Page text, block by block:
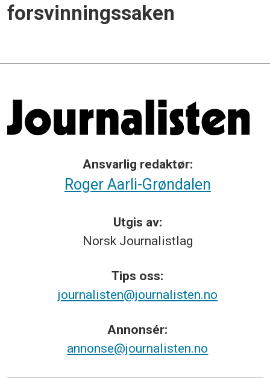
forsvinningssaken
Ansvarlig redaktør:
Roger Aarli-Grøndalen
Utgis av:
Norsk Journalistlag
Tips oss:
journalisten@journalisten.no
Annonsér:
annonse@journalisten.no